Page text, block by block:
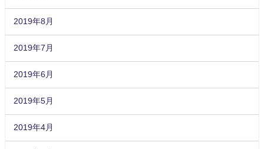
2019年8月
2019年7月
2019年6月
2019年5月
2019年4月